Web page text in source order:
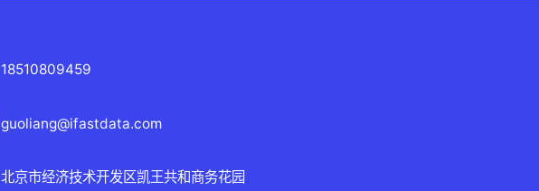
18510809459
guoliang@ifastdata.com
北京市经济技术开发区凯王共和商务花园